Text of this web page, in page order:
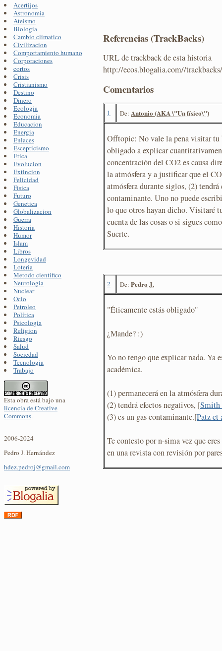
Acertijos
Astronomia
Ateismo
Biologia
Cambio climatico
Civilizacion
Comportamiento humano
Corporaciones
cortos
Crisis
Cristianismo
Destino
Dinero
Ecologia
Economia
Educacion
Energia
Enlaces
Escepticismo
Etica
Evolucion
Extincion
Felicidad
Fisica
Futuro
Genetica
Globalizacion
Guerra
Historia
Humor
Islam
Libros
Longevidad
Loteria
Metodo cientifico
Neurologia
Nuclear
Ocio
Petroleo
Política
Psicologia
Religion
Riesgo
Salud
Sociedad
Tecnologia
Trabajo
Esta obra está bajo una
licencia de Creative
Commons.
2006-2024
Pedro J. Hernández
hdez.pedroj@gmail.com
Referencias (TrackBacks)
URL de trackback de esta historia
http://ecos.blogalia.com//
Comentarios
1 De: Antonio (AKA \"Un físico\")
Offtopic: No vale la pena visitar tu
obligado a explicar
concentración del CO2 es causa
la atmósfera y a justificar que el
atmósfera durante siglos, (2) tendrá
contaminante. Uno no puede
lo que otros hayan dicho. Visitaré
cuenta de las cosas o si sigues
Suerte.
2 De: Pedro J.
"Éticamente estás obligado"
¿Mande? :)
Yo no tengo que explicar nada. Ya
académica.
(1) permanecerá en la atmósfera
(2) tendrá efectos negativos, [Smith
(3) es un gas contaminante.[Patz et
Te contesto por n-sima vez que
en una revista con revisión por